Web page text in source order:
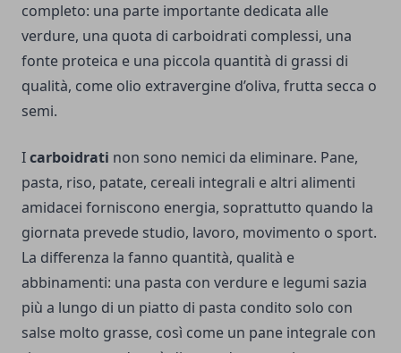
completo: una parte importante dedicata alle
verdure, una quota di carboidrati complessi, una
fonte proteica e una piccola quantità di grassi di
qualità, come olio extravergine d’oliva, frutta secca o
semi.
Icarboidrati non sono nemici da eliminare. Pane,
pasta, riso, patate, cereali integrali e altri alimenti
amidacei forniscono energia, soprattutto quando la
giornata prevede studio, lavoro, movimento o sport.
La differenza la fanno quantità, qualità e
abbinamenti: una pasta con verdure e legumi sazia
più a lungo di un piatto di pasta condito solo con
salse molto grasse, così come un pane integrale con